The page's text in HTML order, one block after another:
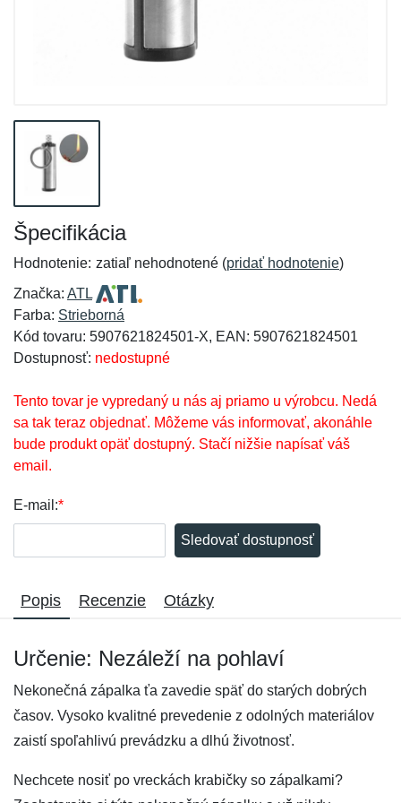
Špecifikácia
Hodnotenie: zatiaľ nehodnotené (pridať hodnotenie)
Značka: ATL
Farba: Strieborná
Kód tovaru: 5907621824501-X, EAN: 5907621824501
Dostupnosť: nedostupné
Tento tovar je vypredaný u nás aj priamo u výrobcu. Nedá
sa tak teraz objednať. Môžeme vás informovať, akonáhle
bude produkt opäť dostupný. Stačí nižšie napísať váš
email.
E-mail:*
Sledovať dostupnosť
Popis Recenzie Otázky
Určenie: Nezáleží na pohlaví
Nekonečná zápalka ťa zavedie späť do starých dobrých
časov. Vysoko kvalitné prevedenie z odolných materiálov
zaistí spoľahlivú prevádzku a dlhú životnosť.
Nechcete nosiť po vreckách krabičky so zápalkami?